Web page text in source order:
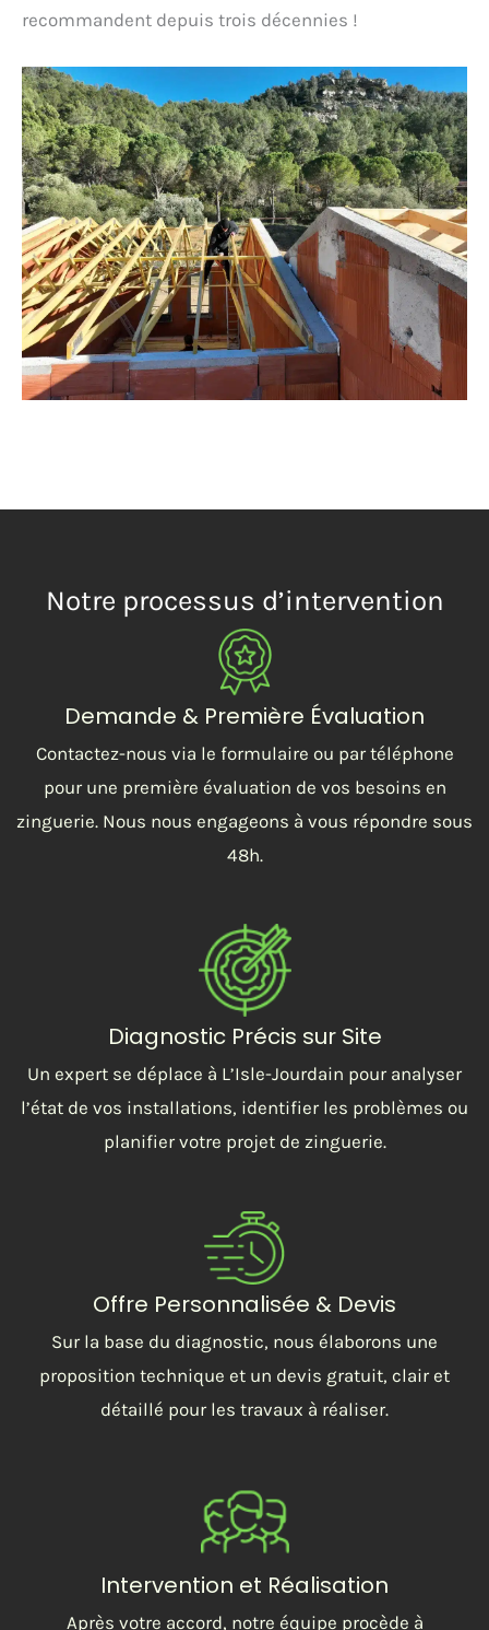
recommandent depuis trois décennies !
Notre processus d’intervention
Demande & Première Évaluation
Contactez-nous via le formulaire ou par téléphone
pour une première évaluation de vos besoins en
zinguerie. Nous nous engageons à vous répondre sous
48h.
Diagnostic Précis sur Site
Un expert se déplace à L’Isle-Jourdain pour analyser
l’état de vos installations, identifier les problèmes ou
planifier votre projet de zinguerie.
Offre Personnalisée & Devis
Sur la base du diagnostic, nous élaborons une
proposition technique et un devis gratuit, clair et
détaillé pour les travaux à réaliser.
Intervention et Réalisation
Après votre accord, notre équipe procède à